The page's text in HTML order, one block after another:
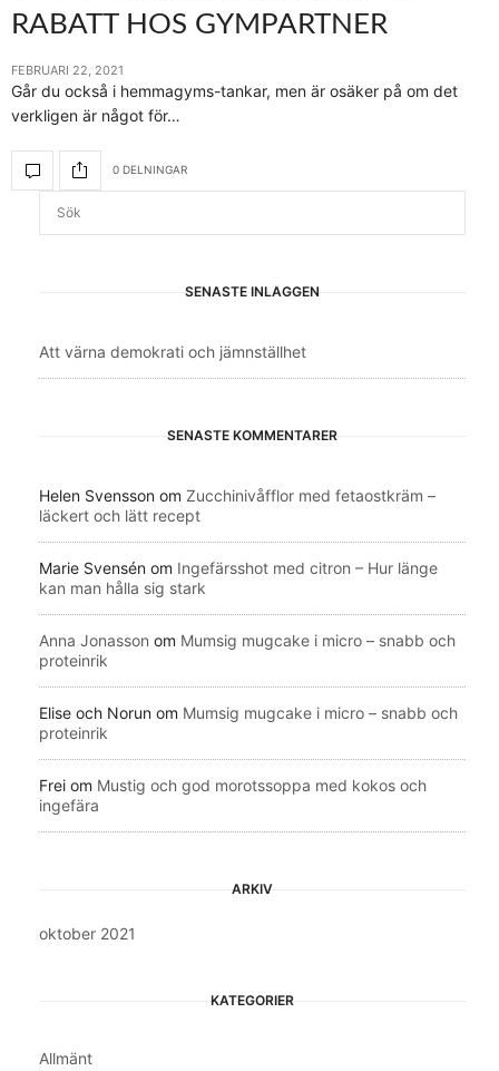
RABATT HOS GYMPARTNER
FEBRUARI 22, 2021
Går du också i hemmagyms-tankar, men är osäker på om det
verkligen är något för…
0 DELNINGAR
SENASTE INLÄGGEN
Att värna demokrati och jämnställhet
SENASTE KOMMENTARER
Helen Svensson om Zucchinivåfflor med fetaostkräm –
läckert och lätt recept
Marie Svensén om Ingefärsshot med citron – Hur länge
kan man hålla sig stark
Anna Jonasson om Mumsig mugcake i micro – snabb och
proteinrik
Elise och Norun om Mumsig mugcake i micro – snabb och
proteinrik
Frei om Mustig och god morotssoppa med kokos och
ingefära
ARKIV
oktober 2021
KATEGORIER
Allmänt